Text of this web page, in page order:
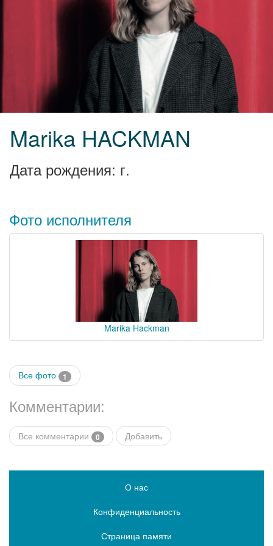
Marika HACKMAN
Дата рождения: г.
Фото исполнителя
Marika Hackman
Все фото 1
Комментарии:
Все комментарии 0 Добавить
О нас
Конфиденциальность
Страница памяти